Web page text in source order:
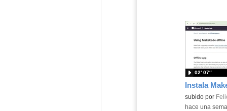
Contenido
subido por
02′ 07″
-hace una